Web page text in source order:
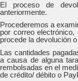
El proceso de
anteriormente.
Procederemos a
por correo
procede la devolución
Las cantidades
a causa de alguna
rembolsadas en el
de crédito/ débito o